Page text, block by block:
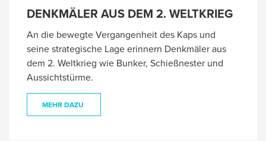
DENKMÄLER AUS DEM 2. WELTKRIEG
An die bewegte Vergangenheit des Kaps und
seine strategische Lage erinnern Denkmäler aus
dem 2. Weltkrieg wie Bunker, Schießnester und
Aussichtstürme.
MEHR DAZU